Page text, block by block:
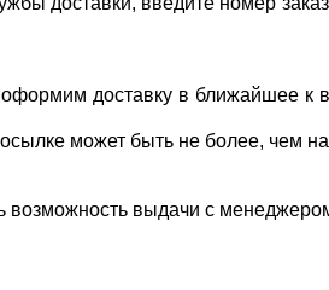
доставку в ближайшее к
может быть не более, чем
возможность выдачи с